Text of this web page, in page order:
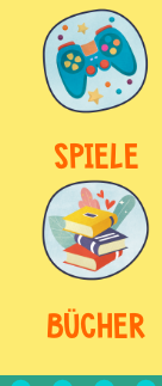
SPIELE
BÜCHER